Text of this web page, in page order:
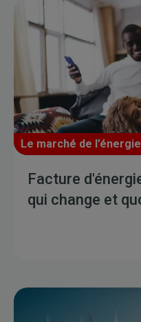
Le marché de l’énergie
Facture
qui change et